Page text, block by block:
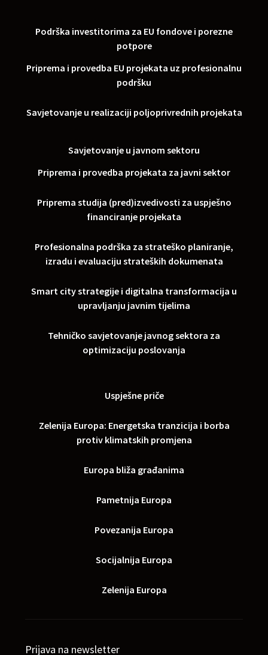
Podrška investitorima za EU fondove i porezne
potpore
Priprema i provedba EU projekata uz profesionalnu
podršku
Savjetovanje u realizaciji poljoprivrednih projekata
Savjetovanje u javnom sektoru
Priprema i provedba projekata za javni sektor
Priprema studija (pred)izvedivosti za uspješno
financiranje projekata
Profesionalna podrška za strateško planiranje,
izradu i evaluaciju strateških dokumenata
Smart city strategije i digitalna transformacija u
upravljanju javnim tijelima
Tehničko savjetovanje javnog sektora za
optimizaciju poslovanja
Uspješne priče
Zelenija Europa: Energetska tranzicija i borba
protiv klimatskih promjena
Europa bliža građanima
Pametnija Europa
Povezanija Europa
Socijalnija Europa
Zelenija Europa
Prijava na newsletter